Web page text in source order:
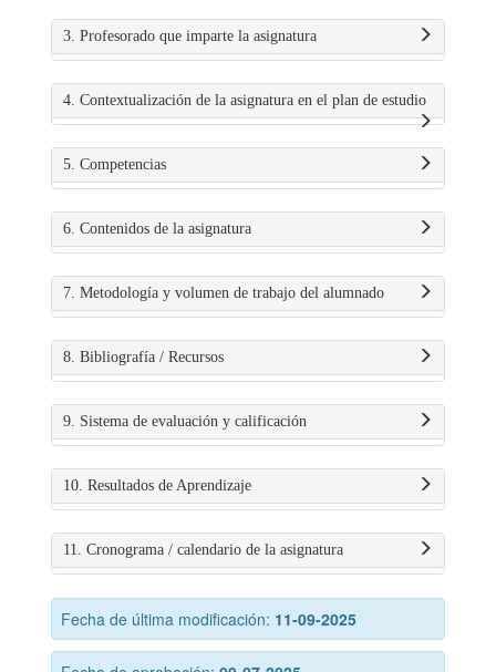
3. Profesorado que imparte la asignatura
4. Contextualización de la asignatura en el plan de estudio
5. Competencias
6. Contenidos de la asignatura
7. Metodología y volumen de trabajo del alumnado
8. Bibliografía / Recursos
9. Sistema de evaluación y calificación
10. Resultados de Aprendizaje
11. Cronograma / calendario de la asignatura
Fecha de última modificación: 11-09-2025